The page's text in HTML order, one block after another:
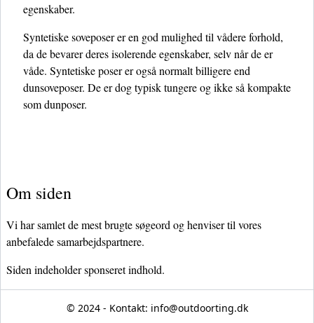
egenskaber.
Syntetiske soveposer er en god mulighed til vådere forhold,
da de bevarer deres isolerende egenskaber, selv når de er
våde. Syntetiske poser er også normalt billigere end
dunsoveposer. De er dog typisk tungere og ikke så kompakte
som dunposer.
Om siden
Vi har samlet de mest brugte søgeord og henviser til vores
anbefalede samarbejdspartnere.
Siden indeholder sponseret indhold.
© 2024 - Kontakt: info@outdoorting.dk